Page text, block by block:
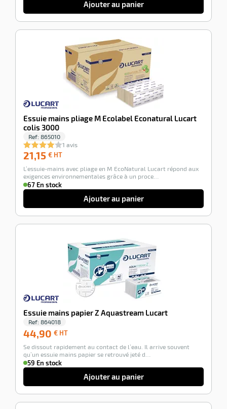
Ajouter au panier
Essuie mains pliage M Ecolabel Econatural Lucart
colis 3000
Ref: 865010
1 avis
21,15 € HT
HT
L’essuie-mains avec pliage en M EcoNatural Lucart répond aux
exigences environnementales grâce à un proce…
67 En stock
Ajouter au panier
Essuie mains papier Z Aquastream Lucart
Ref: 864018
44,90 € HT
HT
Se dissout rapidement au contact de l’eau. Il arrive souvent
qu’un essuie mains papier se retrouvé jeté d…
59 En stock
Ajouter au panier